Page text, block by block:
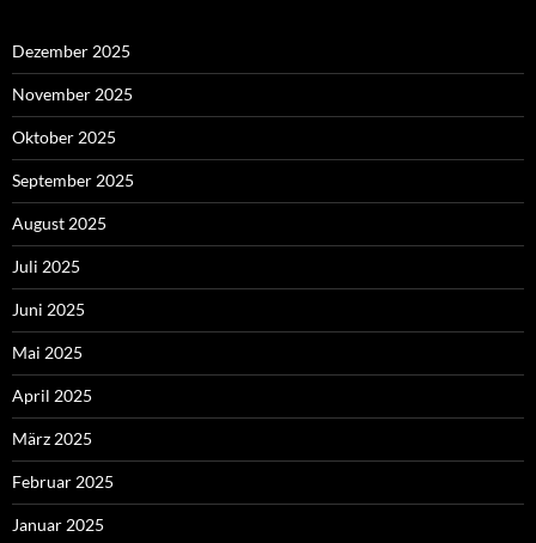
Dezember 2025
November 2025
Oktober 2025
September 2025
August 2025
Juli 2025
Juni 2025
Mai 2025
April 2025
März 2025
Februar 2025
Januar 2025